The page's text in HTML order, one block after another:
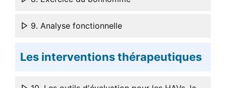
9. Analyse fonctionnelle
Les interventions thérapeutiques